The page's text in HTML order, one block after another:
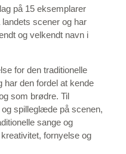
på 15 eksemplarer
scener og har
og velkendt navn i
for den traditionelle
den fordel at kende
som brødre. Til
spilleglæde på scenen,
sange og
fornyelse og